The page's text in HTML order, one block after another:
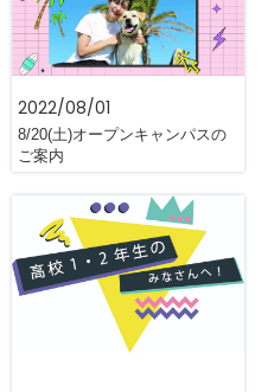
2022/08/01
8/20(土)オープンキャンパスの
ご案内